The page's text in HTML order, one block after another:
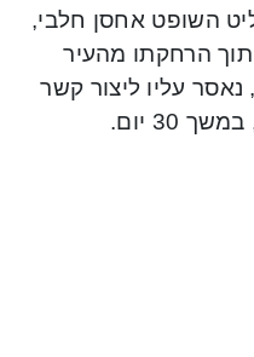
השופט אחסן חלבי,
הרחקתו מהעיר
בנוסף, נאסר עליו ליצור קשר
יום.